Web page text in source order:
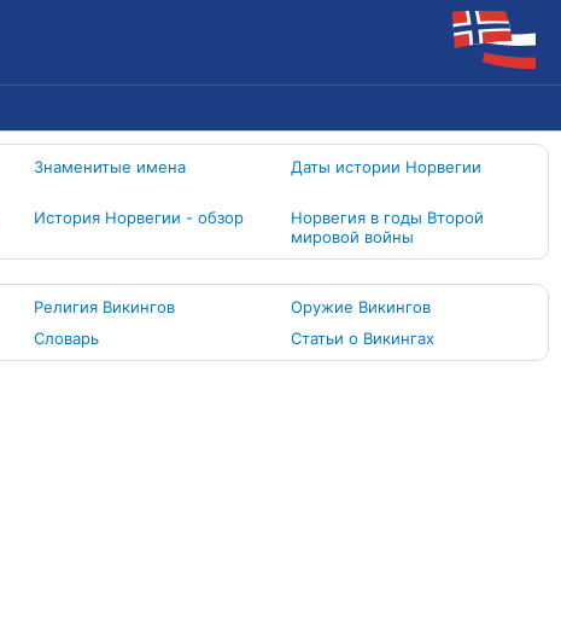
Знаменитые имена Даты истории Норвегии
История Норвегии - обзор
Норвегия в годы Второй
мировой войны
Религия Викингов
Оружие Викингов
Словарь Статьи о Викингах